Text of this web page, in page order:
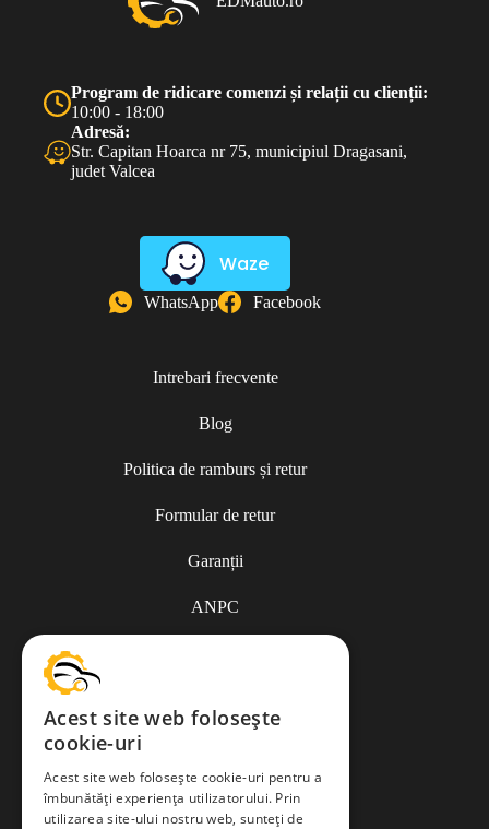
Program de ridicare comenzi și relații cu clienții:
10:00 - 18:00
Adresă:
Str. Capitan Hoarca nr 75, municipiul Dragasani,
judet Valcea
Waze
WhatsApp Facebook
Intrebari frecvente
Blog
Politica de ramburs și retur
Formular de retur
Garanții
ANPC
Termeni și condiții
Politica de confidențialitate
Acest site web folosește
cookie-uri
Acest site web folosește cookie-uri pentru a
îmbunătăți experiența utilizatorului. Prin
utilizarea site-ului nostru web, sunteți de